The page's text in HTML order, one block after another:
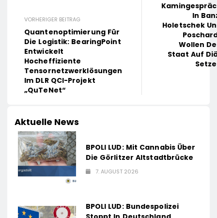
VORHERIGER BEITRAG
Quantenoptimierung Für
Die Logistik: BearingPoint
Entwickelt
Hocheffiziente
Tensornetzwerklösungen
Im DLR QCI-Projekt
„QuTeNet“
In
Holetschek
Wollen
Staat Auf
Aktuelle News
BPOLI LUD: Mit Cannabis Über
Die Görlitzer Altstadtbrücke
7. AUGUST 2026
BPOLI LUD: Bundespolizei